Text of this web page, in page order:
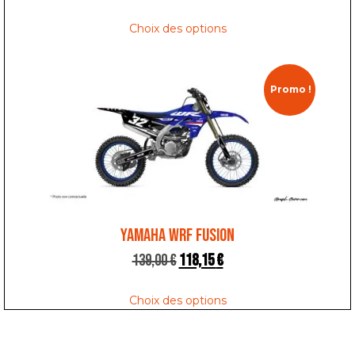
Choix des options
Promo !
YAMAHA WRF FUSION
139,00€118,15€
Choix des options